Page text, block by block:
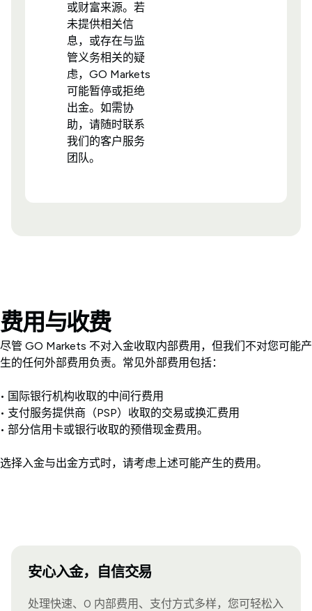
或财富来源。若
未提供相关信
息，或存在与监
管义务相关的疑
虑，GO Markets
可能暂停或拒绝
出金。如需协
助，请随时联系
我们的客户服务
团队。
费用与收费
尽管 GO Markets 不对入金收取内部费用，但我们不对您可能产
生的任何外部费用负责。常见外部费用包括：
• 国际银行机构收取的中间行费用
• 支付服务提供商（PSP）收取的交易或换汇费用
• 部分信用卡或银行收取的预借现金费用。
选择入金与出金方式时，请考虑上述可能产生的费用。
安心入金，自信交易
处理快速、0 内部费用、支付方式多样，您可轻松入